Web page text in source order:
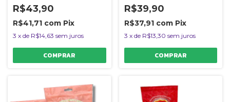
AlecrimPet
R$43,90
R$41,71 com Pix
3 x de R$14,63 sem juros
AlecrimPet
R$39,90
R$37,91 com Pix
3 x de R$13,30 sem juros